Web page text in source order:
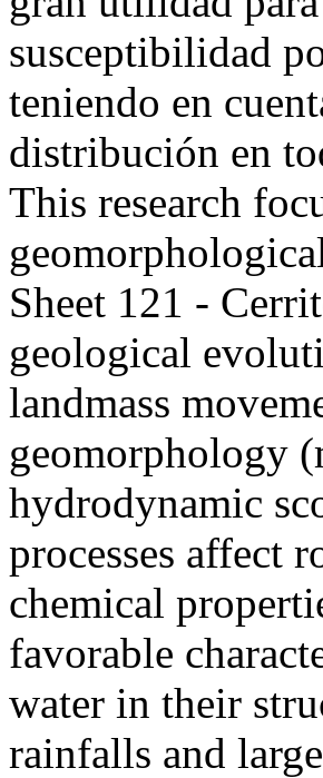
susceptibilidad
teniendo en
distribución en
This research
Sheet 121 -
geological
landmass
geomorphology
hydrodynamic
processes affect
chemical
favorable
water in their
rainfalls and